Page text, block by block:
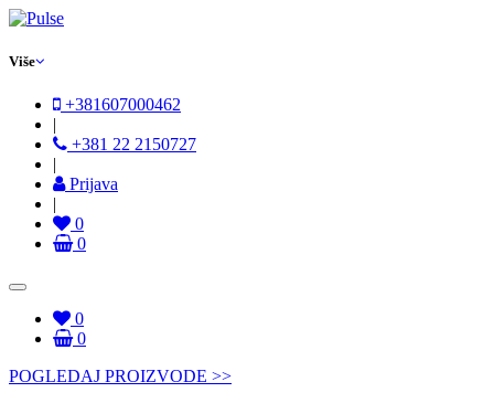
Više
+381607000462
|
+381 22 2150727
|
Prijava
|
0
0
0
0
POGLEDAJ PROIZVODE >>